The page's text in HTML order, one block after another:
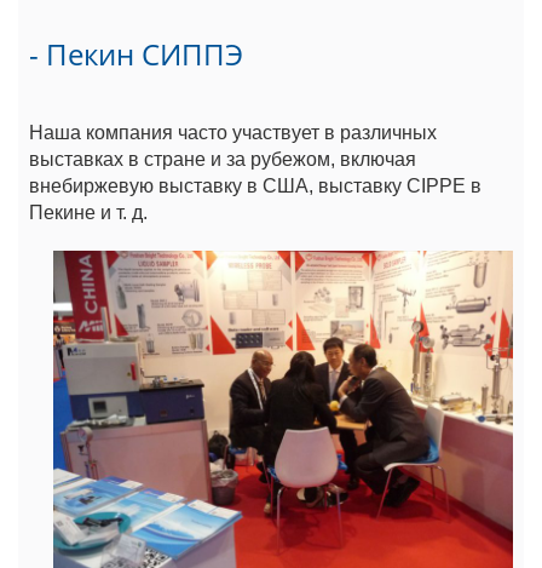
- Пекин СИППЭ
Наша компания часто участвует в различных
выставках в стране и за рубежом, включая
внебиржевую выставку в США, выставку CIPPE в
Пекине и т. д.